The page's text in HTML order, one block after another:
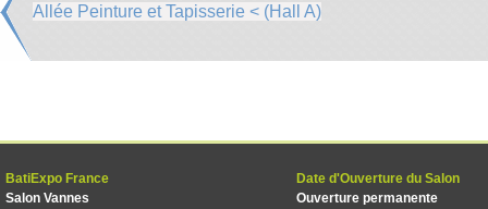
Allée Peinture et Tapisserie < (Hall A)
BatiExpo France
Salon Vannes
Date d'Ouverture du Salon
Ouverture permanente